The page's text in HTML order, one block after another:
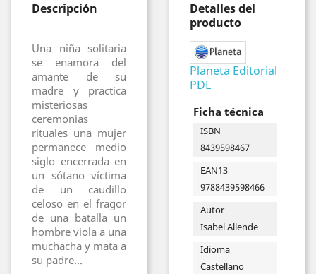
Descripción
Una niña solitaria
se enamora del
amante de su
madre y practica
misteriosas
ceremonias
rituales una mujer
permanece medio
siglo encerrada en
un sótano víctima
de un caudillo
celoso en el fragor
de una batalla un
hombre viola a una
muchacha y mata a
su padre...
Detalles del
producto
Planeta Editorial
PDL
Ficha técnica
ISBN
8439598467
EAN13
9788439598466
Autor
Isabel Allende
Idioma
Castellano